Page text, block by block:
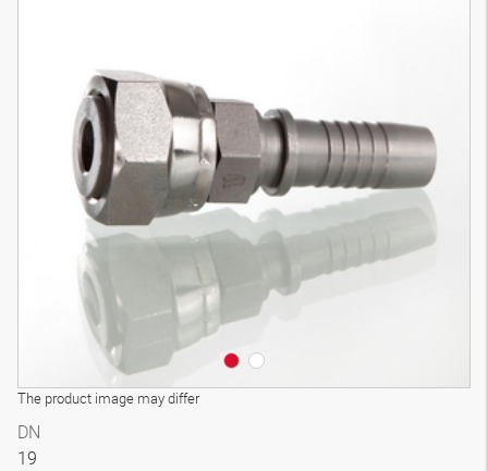
The product image may differ
DN
19